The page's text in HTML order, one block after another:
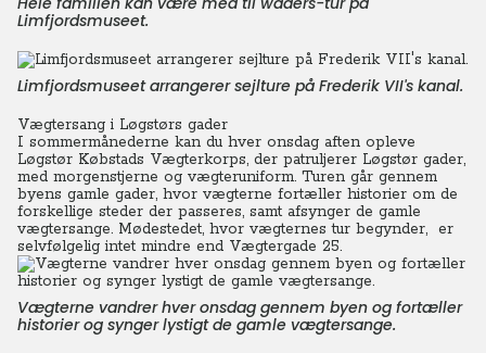
Limfjordsmuseet.
Limfjordsmuseet arrangerer sejlture på Frederik VII's kanal.
Vægtersang i Løgstørs gader
I sommermånederne kan du hver onsdag aften opleve
Løgstør Købstads Vægterkorps, der patruljerer Løgstør gader,
med morgenstjerne og vægteruniform. Turen går gennem
byens gamle gader, hvor vægterne fortæller historier om de
forskellige steder der passeres, samt afsynger de gamle
vægtersange. Mødestedet, hvor vægternes tur begynder, er
selvfølgelig intet mindre end Vægtergade 25.
Vægterne vandrer hver onsdag gennem byen og fortæller
historier og synger lystigt de gamle vægtersange.